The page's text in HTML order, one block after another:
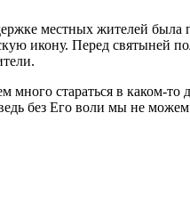
местных жителей была
икону. Перед святыней
стараться в каком-то
без Его воли мы не